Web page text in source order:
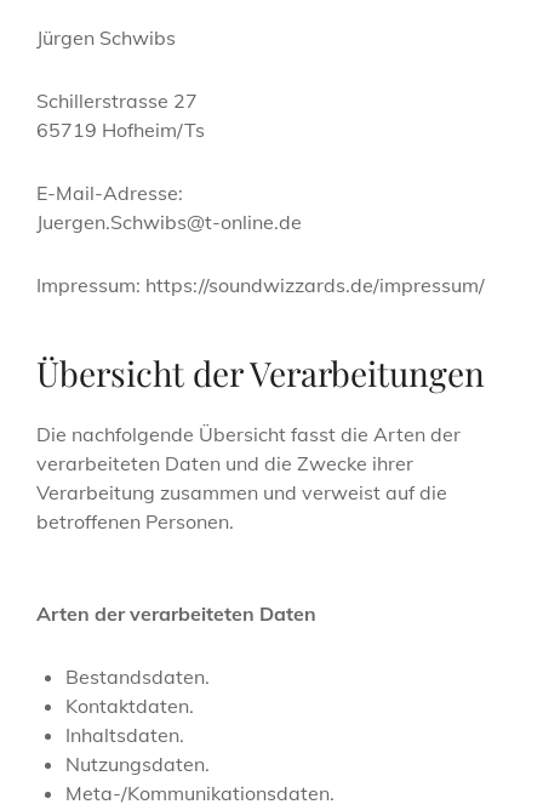
Jürgen Schwibs
Schillerstrasse 27
65719 Hofheim/Ts
E-Mail-Adresse:
Juergen.Schwibs@t-online.de
Impressum: https://soundwizzards.de/impressum/
Übersicht der Verarbeitungen
Die nachfolgende Übersicht fasst die Arten der
verarbeiteten Daten und die Zwecke ihrer
Verarbeitung zusammen und verweist auf die
betroffenen Personen.
Arten der verarbeiteten Daten
Bestandsdaten.
Kontaktdaten.
Inhaltsdaten.
Nutzungsdaten.
Meta-/Kommunikationsdaten.